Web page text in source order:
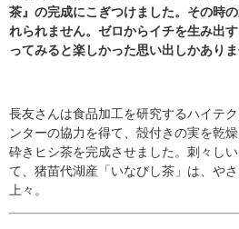
茶』の完成にこぎつけました。その時
れられません。ゼロからイチを生み出
ってみると楽しかった思い出しかありま
長友さんは食品加工を研究するハイテ
ンターの協力を得て、殻付きの実を乾
砕きヒシ茶を完成させました。刺々し
て、猪苗代湖産「いなびし茶」は、や
上々。